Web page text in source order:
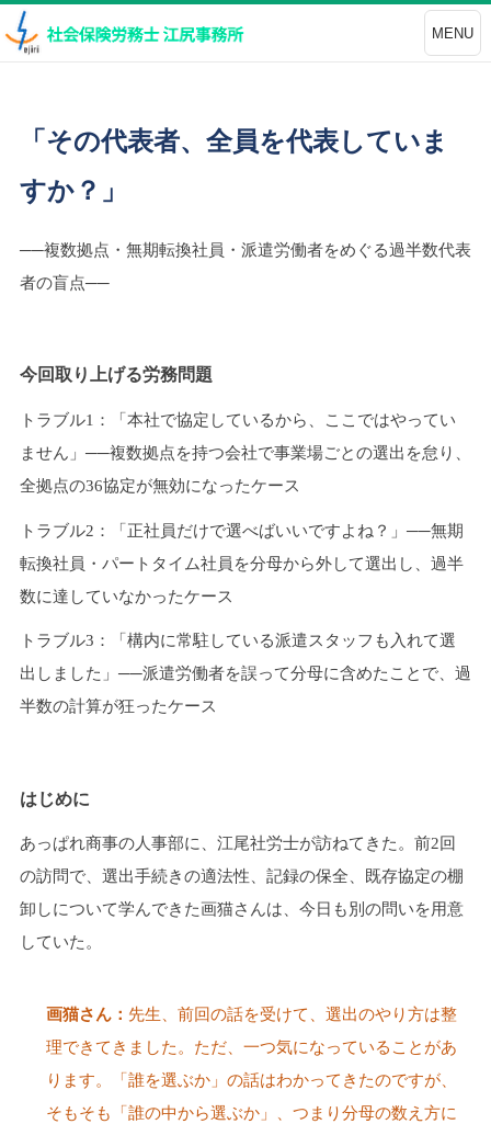
MENU
「その代表者、全員を代表していま
すか？」
──複数拠点・無期転換社員・派遣労働者をめぐる過半数代表
者の盲点──
今回取り上げる労務問題
トラブル1：「本社で協定しているから、ここではやってい
ません」──複数拠点を持つ会社で事業場ごとの選出を怠り、
全拠点の36協定が無効になったケース
トラブル2：「正社員だけで選べばいいですよね？」──無期
転換社員・パートタイム社員を分母から外して選出し、過半
数に達していなかったケース
トラブル3：「構内に常駐している派遣スタッフも入れて選
出しました」──派遣労働者を誤って分母に含めたことで、過
半数の計算が狂ったケース
はじめに
あっぱれ商事の人事部に、江尾社労士が訪ねてきた。前2回
の訪問で、選出手続きの適法性、記録の保全、既存協定の棚
卸しについて学んできた画猫さんは、今日も別の問いを用意
していた。
画猫さん： 先生、前回の話を受けて、選出のやり方は整
理できてきました。ただ、一つ気になっていることがあ
ります。「誰を選ぶか」の話はわかってきたのですが、
そもそも「誰の中から選ぶか」、つまり分母の数え方に